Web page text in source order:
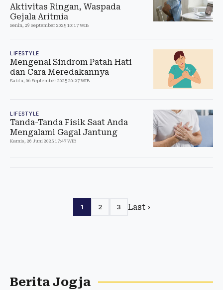
Aktivitas Ringan, Waspada
Gejala Aritmia
Senin, 29 September 2025 10:17 WIB
LIFESTYLE
Mengenal Sindrom Patah Hati
dan Cara Meredakannya
Sabtu, 06 September 2025 20:27 WIB
LIFESTYLE
Tanda-Tanda Fisik Saat Anda
Mengalami Gagal Jantung
Kamis, 26 Juni 2025 17:47 WIB
1 2 3 Last ›
Berita Jogja